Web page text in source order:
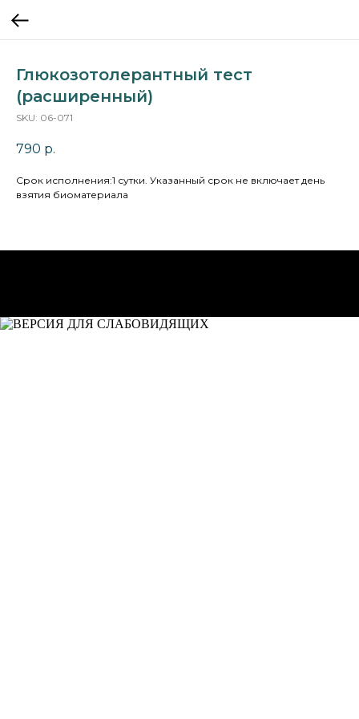
Глюкозотолерантный тест
(расширенный)
SKU: 06-071
790 р.
Cрок исполнения:1 сутки. Указанный срок не включает день
взятия биоматериала